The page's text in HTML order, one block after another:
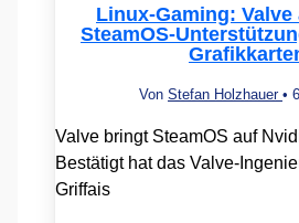
Linux-Gaming: Valve
SteamOS-
Von Stefan Holzhauer •
Valve bringt SteamOS auf
Bestätigt hat das Valve-
Griffais